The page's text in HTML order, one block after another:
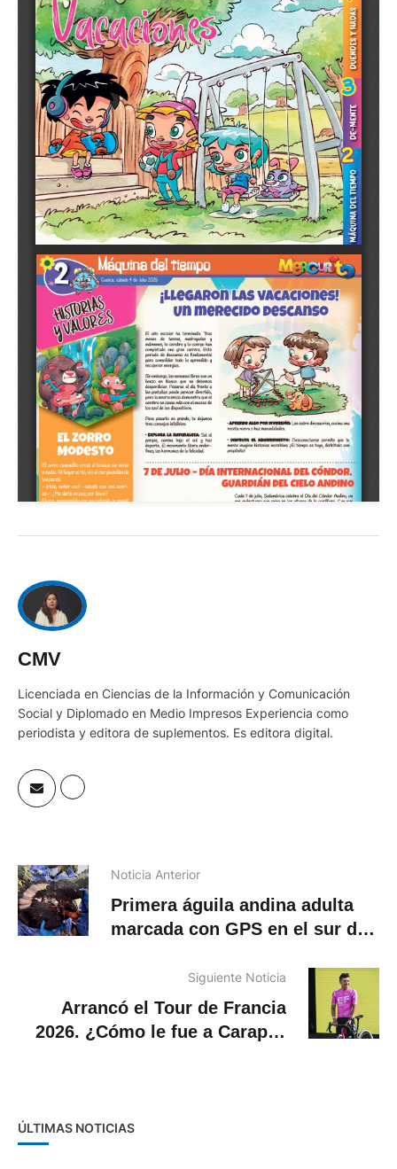
CMV
Licenciada en Ciencias de la Información y Comunicación
Social y Diplomado en Medio Impresos Experiencia como
periodista y editora de suplementos. Es editora digital.
Noticia Anterior
Primera águila andina adulta
marcada con GPS en el sur del
Siguiente Noticia
Arrancó el Tour de Francia
2026. ¿Cómo le fue a Carapaz
ÚLTIMAS NOTICIAS